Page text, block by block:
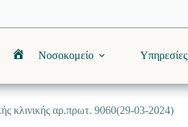
ΑρχικήΝοσοκομείο Υπηρεσίες
κλινικής αρ.πρωτ. 9060(29-03-2024)